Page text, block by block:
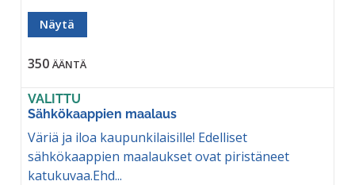
Näytä
350 ÄÄNTÄ
VALITTU
Sähkökaappien maalaus
Väriä ja iloa kaupunkilaisille! Edelliset
sähkökaappien maalaukset ovat piristäneet
katukuvaa.Ehd...